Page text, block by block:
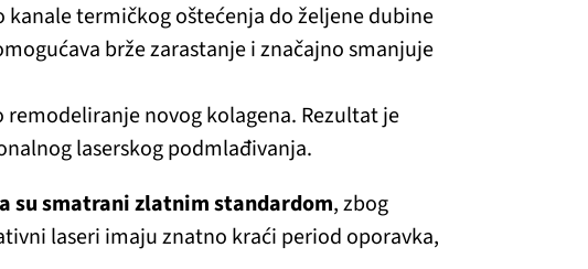
kanale termičkog oštećenja do željene dubine
brže zarastanje i značajno smanjuje
novog kolagena. Rezultat je
laserskog podmlađivanja.
su smatrani zlatnim standardom, zbog
laseri imaju znatno kraći period oporavka,